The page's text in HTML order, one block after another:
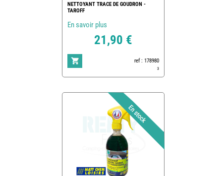
NETTOYANT TRACE DE GOUDRON -
TAROFF
En savoir plus
21,90 €
ref : 178980
3